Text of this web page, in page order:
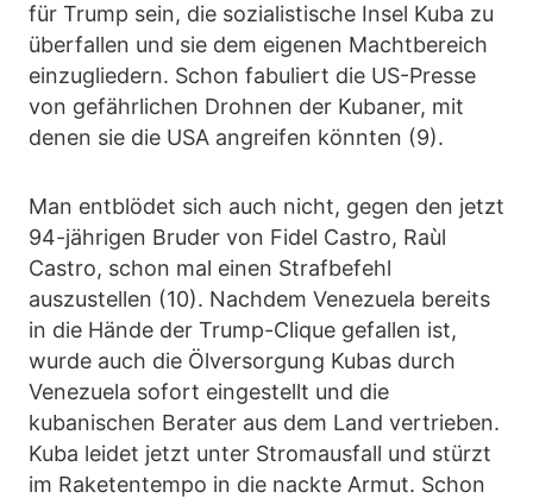
für Trump sein, die sozialistische Insel Kuba zu
überfallen und sie dem eigenen Machtbereich
einzugliedern. Schon fabuliert die US-Presse
von gefährlichen Drohnen der Kubaner, mit
denen sie die USA angreifen könnten (9).
Man entblödet sich auch nicht, gegen den jetzt
94-jährigen Bruder von Fidel Castro, Raùl
Castro, schon mal einen Strafbefehl
auszustellen (10). Nachdem Venezuela bereits
in die Hände der Trump-Clique gefallen ist,
wurde auch die Ölversorgung Kubas durch
Venezuela sofort eingestellt und die
kubanischen Berater aus dem Land vertrieben.
Kuba leidet jetzt unter Stromausfall und stürzt
im Raketentempo in die nackte Armut. Schon